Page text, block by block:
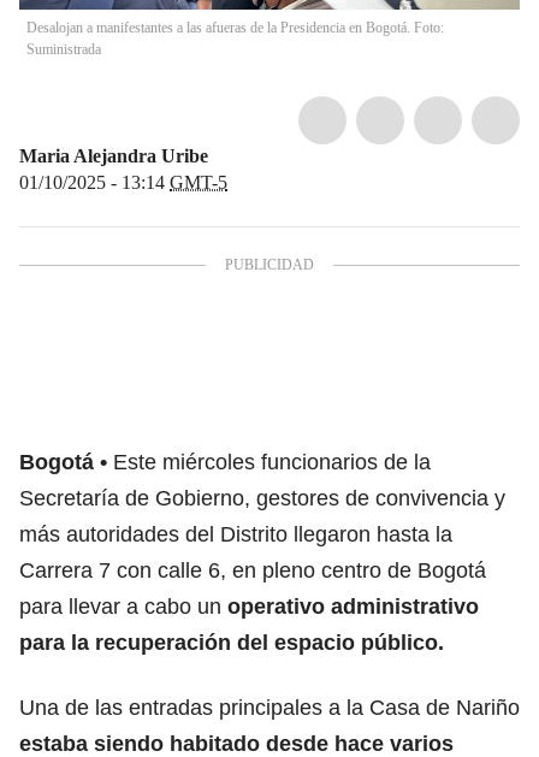
Desalojan a manifestantes a las afueras de la Presidencia en Bogotá. Foto:
Suministrada
Maria Alejandra Uribe
01/10/2025 - 13:14 GMT-5
Bogotá
Este miércoles funcionarios de la
Secretaría de Gobierno, gestores de convivencia y
más autoridades del Distrito llegaron hasta la
Carrera 7 con calle 6, en pleno centro de Bogotá
para llevar a cabo un operativo administrativo
para la recuperación del espacio público.
Una de las entradas principales a la Casa de Nariño
estaba siendo habitado desde hace varios